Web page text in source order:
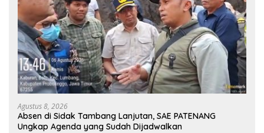
Agustus 8, 2026
Absen di Sidak Tambang Lanjutan, SAE PATENANG
Ungkap Agenda yang Sudah Dijadwalkan